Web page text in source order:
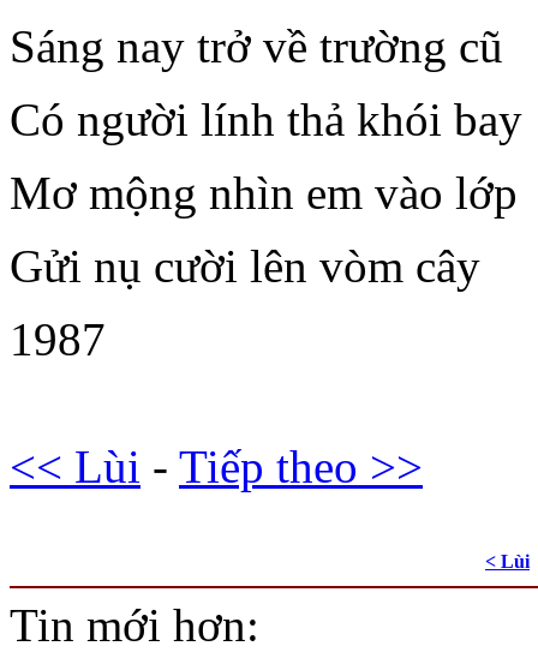
Sáng nay trở về trường cũ
Có người lính thả khói bay
Mơ mộng nhìn em vào lớp
Gửi nụ cười lên vòm cây
1987
<< Lùi - Tiếp theo >>
< Lùi
Tin mới hơn: